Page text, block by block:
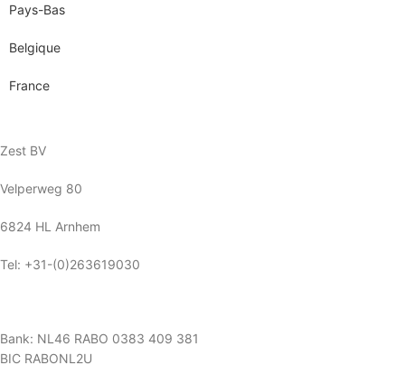
Pays-Bas
Belgique
France
Zest BV
Velperweg 80
6824 HL Arnhem
Tel: +31-(0)263619030
Bank: NL46 RABO 0383 409 381
BIC RABONL2U